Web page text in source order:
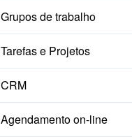
Grupos de trabalho
Tarefas e Projetos
CRM
Agendamento on-line